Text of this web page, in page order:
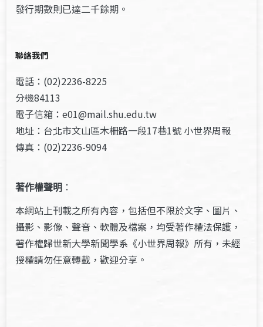
發行期數則已達二千餘期。
聯絡我們
電話：(02)2236-8225
分機84113
電子信箱：e01@mail.shu.edu.tw
地址：台北市文山區木柵路一段17巷1號 小世界周報
傳真：(02)2236-9094
著作權聲明 ：
本網站上刊載之所有內容，包括但不限於文字、圖片、
攝影、影像、聲音、軟體及檔案，均受著作權法保護，
著作權歸世新大學新聞學系《小世界周報》所有，未經
授權請勿任意轉載，歡迎分享。